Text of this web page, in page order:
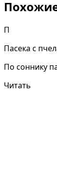
П
Пасека с
По соннику
Читать